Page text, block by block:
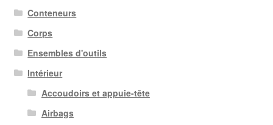
Conteneurs
Corps
Ensembles d'outils
Intérieur
Accoudoirs et appuie-tête
Airbags